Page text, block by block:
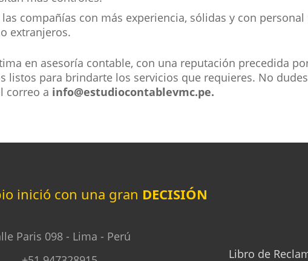
compañías con más experiencia, sólidas y con
extranjeros.
en asesoría contable, con una reputación precedida
listos para brindarte los servicios que requieres. No
correo a info@estudiocontablevmc.pe.
inició con una gran DECISIÓN
Paris 098 - Lima - Perú
Libro de